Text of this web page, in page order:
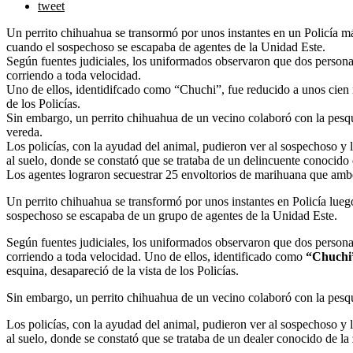
tweet
Un perrito chihuahua se transormó por unos instantes en un Policía
cuando el sospechoso se escapaba de agentes de la Unidad Este.
Según fuentes judiciales, los uniformados observaron que dos
corriendo a toda velocidad.
Uno de ellos, identidifcado como “Chuchi”, fue reducido a unos cien
de los Policías.
Sin embargo, un perrito chihuahua de un vecino colaboró con la
vereda.
Los policías, con la ayudad del animal, pudieron ver al sospechoso
al suelo, donde se constató que se trataba de un delincuente conocido
Los agentes lograron secuestrar 25 envoltorios de marihuana que
Un perrito chihuahua se transformó por unos instantes en Policía
sospechoso se escapaba de un grupo de agentes de la Unidad Este.
Según fuentes judiciales, los uniformados observaron que dos
corriendo a toda velocidad. Uno de ellos, identificado como
esquina, desapareció de la vista de los Policías.
Sin embargo, un perrito chihuahua de un vecino colaboró con la
Los policías, con la ayudad del animal, pudieron ver al sospechoso
al suelo, donde se constató que se trataba de un dealer conocido de la